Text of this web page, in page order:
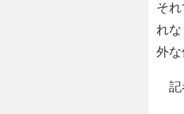
そ
れ
外
記